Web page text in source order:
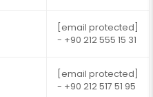
[email protected]
- +90 212 555 15 31
[email protected]
- +90 212 517 51 95